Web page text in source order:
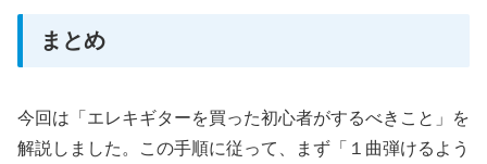
まとめ
今回は「エレキギターを買った初心者がするべきこと」を
解説しました。この手順に従って、まず「１曲弾けるよう